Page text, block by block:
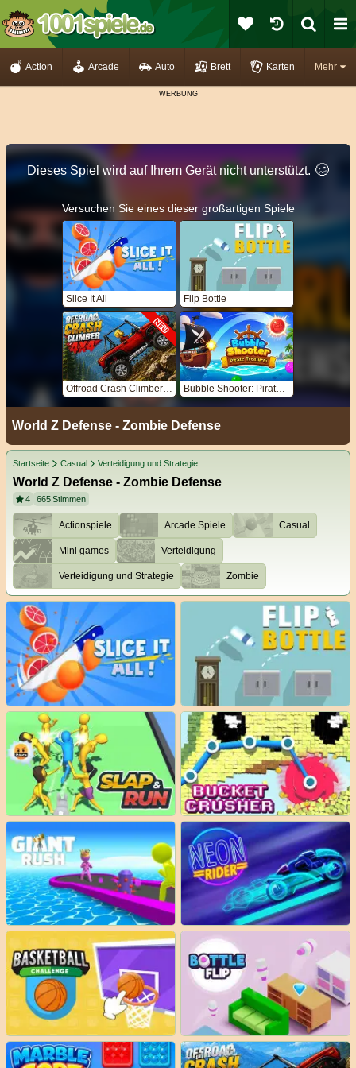
Mehr
Action Arcade Auto Brett Karten
Dieses Spiel wird auf Ihrem Gerät nicht unterstützt. 🥴️
Versuchen Sie eines dieser großartigen Spiele
Slice It All Flip Bottle
Offroad Crash Climber 4X4 Bubble Shooter: Pirate Treasures
World Z Defense - Zombie Defense
Startseite Casual Verteidigung und Strategie
World Z Defense - Zombie Defense
4 665Stimmen
Actionspiele Arcade Spiele Casual
Mini games Verteidigung
Verteidigung und Strategie Zombie